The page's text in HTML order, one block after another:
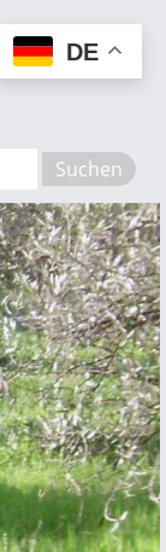
MENU
DE